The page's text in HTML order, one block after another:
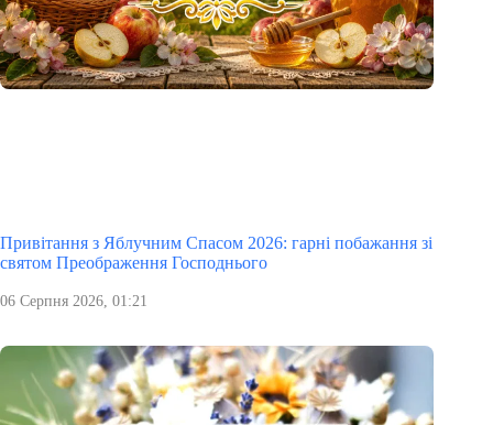
Привітання з Яблучним Спасом 2026: гарні побажання зі
святом Преображення Господнього
06 Серпня 2026, 01:21